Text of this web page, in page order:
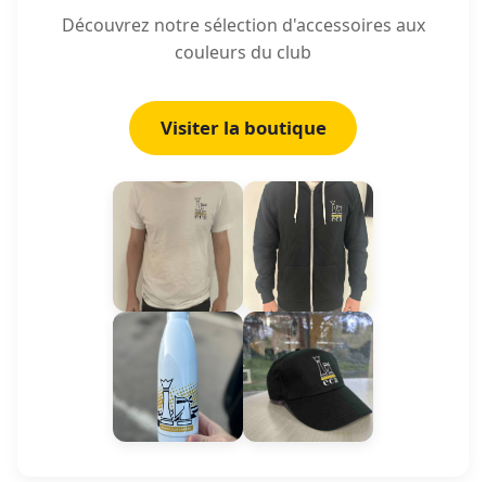
Découvrez notre sélection d'accessoires aux
couleurs du club
Visiter la boutique